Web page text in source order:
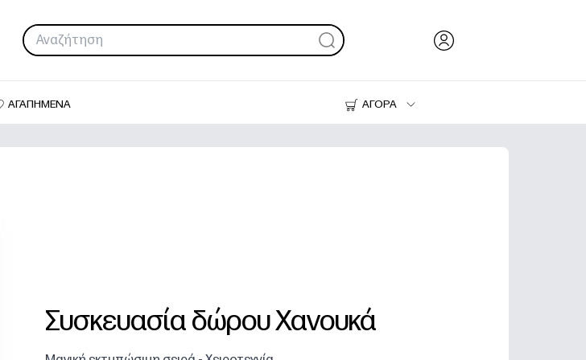
ΑΓΑΠΗΜΕΝΑ
ΑΓΟΡΑ
Εκτυπωτές
Συσκευασία δώρου Χανουκά